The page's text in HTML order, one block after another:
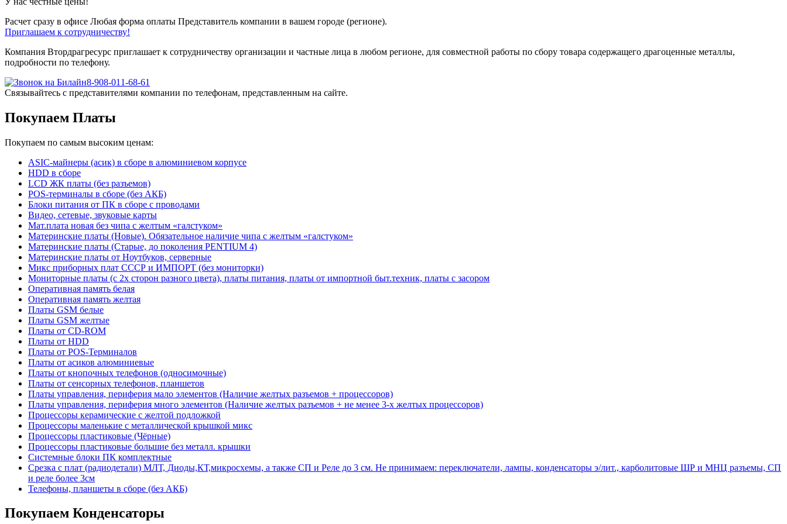
Расчет сразу в офисе Любая форма оплаты Представитель компании в вашем городе (регионе).
Приглашаем к сотрудничеству!
Компания Втордрагресурс приглашает к сотрудничеству организации и частные лица в любом регионе, для совместной работы по сбору товара содержащего драгоценные металлы,
подробности по телефону.
8-908-011-68-61
Связывайтесь с представителями компании по телефонам, представленным на сайте.
Покупаем Платы
Покупаем по самым высоким ценам:
ASIC-майнеры (асик) в сборе в алюминиевом корпусе
HDD в сборе
LCD ЖК платы (без разъемов)
POS-терминалы в сборе (без АКБ)
Блоки питания от ПК в сборе с проводами
Видео, сетевые, звуковые карты
Мат.плата новая без чипа с желтым «галстуком»
Материнские платы (Новые). Обязательное наличие чипа с желтым «галстуком»
Материнские платы (Старые, до поколения PENTIUM 4)
Материнские платы от Ноутбуков, серверные
Микс приборных плат СССР и ИМПОРТ (без мониторки)
Мониторные платы (с 2х сторон разного цвета), платы питания, платы от импортной быт.техник, платы с засором
Оперативная память белая
Оперативная память желтая
Платы GSM белые
Платы GSM желтые
Платы от CD-ROM
Платы от HDD
Платы от POS-Терминалов
Платы от асиков алюминиевые
Платы от кнопочных телефонов (односимочные)
Платы от сенсорных телефонов, планшетов
Платы управления, периферия мало элементов (Наличие желтых разъемов + процессоров)
Платы управления, периферия много элементов (Наличие желтых разъемов + не менее 3-х желтых процессоров)
Процессоры керамические с желтой подложкой
Процессоры маленькие с металлической крышкой микс
Процессоры пластиковые (Чёрные)
Процессоры пластиковые большие без металл. крышки
Системные блоки ПК комплектные
Срезка с плат (радиодетали) МЛТ, Диоды,КТ,микросхемы, а также СП и Реле до 3 см. Не принимаем: переключатели, лампы, конденсаторы э/лит., карболитовые ШР и МНЦ разъемы, СП
и реле более 3см
Телефоны, планшеты в сборе (без АКБ)
Покупаем Конденсаторы